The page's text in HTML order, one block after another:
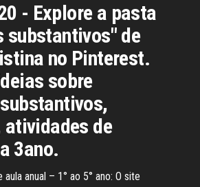
- Explore a pasta
substantivos" de
no Pinterest.
sobre
de
3ano.
anual – 1° ao 5° ano: O site